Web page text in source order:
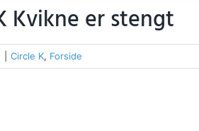
Kvikne er stengt
Circle K, Forside